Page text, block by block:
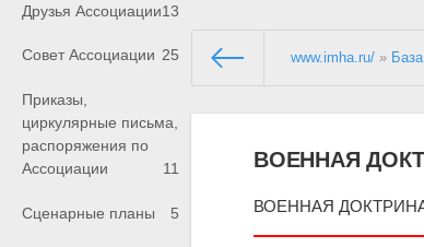
Друзья Ассоциации13
Совет Ассоциации 25
Приказы,
циркулярные письма,
распоряжения по
Ассоциации
11
Сценарные планы 5
www.imha.ru/ »
ВОЕННАЯ
ВОЕННАЯ ДОКТРИНА.